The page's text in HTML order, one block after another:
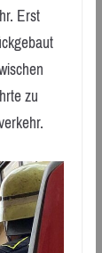
Erst
zu